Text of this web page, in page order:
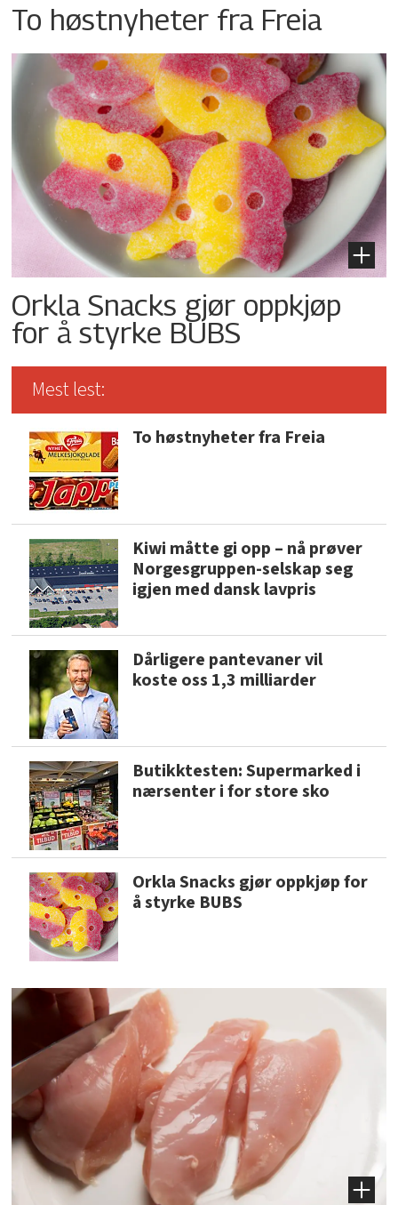
To høstnyheter fra Freia
Orkla Snacks gjør oppkjøp
for å styrke BUBS
Mest lest:
To høstnyheter fra Freia
Kiwi måtte gi opp – nå prøver
Norgesgruppen-selskap seg
igjen med dansk lavpris
Dårligere pantevaner vil
koste oss 1,3 milliarder
Butikktesten: Supermarked i
nærsenter i for store sko
Orkla Snacks gjør oppkjøp for
å styrke BUBS